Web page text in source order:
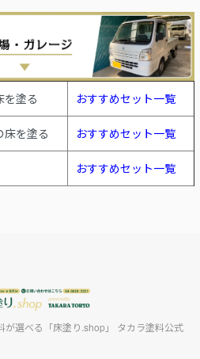
を塗る おすすめセット一覧
床を塗る おすすめセット一覧
おすすめセット一覧
が選べる「床塗り.shop」 タカラ塗料公式